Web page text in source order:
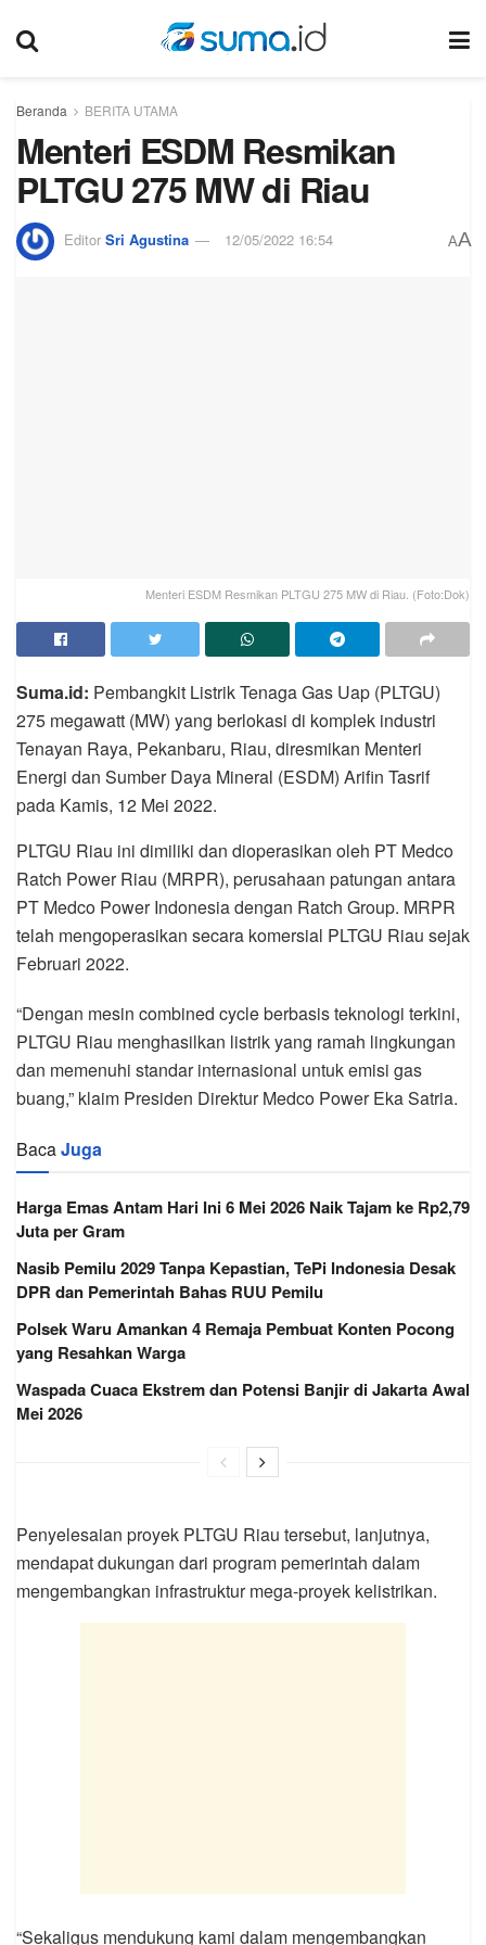
Beranda BERITA UTAMA
Menteri ESDM Resmikan
PLTGU 275 MW di Riau
Editor Sri Agustina 12/05/2022 16:54 AA
Menteri ESDM Resmikan PLTGU 275 MW di Riau. (Foto:Dok)
Suma.id: Pembangkit Listrik Tenaga Gas Uap (PLTGU)
275 megawatt (MW) yang berlokasi di komplek industri
Tenayan Raya, Pekanbaru, Riau, diresmikan Menteri
Energi dan Sumber Daya Mineral (ESDM) Arifin Tasrif
pada Kamis, 12 Mei 2022.
PLTGU Riau ini dimiliki dan dioperasikan oleh PT Medco
Ratch Power Riau (MRPR), perusahaan patungan antara
PT Medco Power Indonesia dengan Ratch Group. MRPR
telah mengoperasikan secara komersial PLTGU Riau sejak
Februari 2022.
“Dengan mesin combined cycle berbasis teknologi terkini,
PLTGU Riau menghasilkan listrik yang ramah lingkungan
dan memenuhi standar internasional untuk emisi gas
buang,” klaim Presiden Direktur Medco Power Eka Satria.
BacaJuga
Harga Emas Antam Hari Ini 6 Mei 2026 Naik Tajam ke Rp2,79
Juta per Gram
Nasib Pemilu 2029 Tanpa Kepastian, TePi Indonesia Desak
DPR dan Pemerintah Bahas RUU Pemilu
Polsek Waru Amankan 4 Remaja Pembuat Konten Pocong
yang Resahkan Warga
Waspada Cuaca Ekstrem dan Potensi Banjir di Jakarta Awal
Mei 2026
Penyelesaian proyek PLTGU Riau tersebut, lanjutnya,
mendapat dukungan dari program pemerintah dalam
mengembangkan infrastruktur mega-proyek kelistrikan.
“Sekaligus mendukung kami dalam mengembangkan